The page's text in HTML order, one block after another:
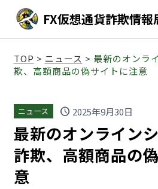
FX仮想通貨詐欺情報
TOP > ニュース > 最新のオンラ
欺、高額商品の偽サイトに注意
ニュース schedule 2025年9月30日
最新のオンライン
詐欺、高額商品の
意